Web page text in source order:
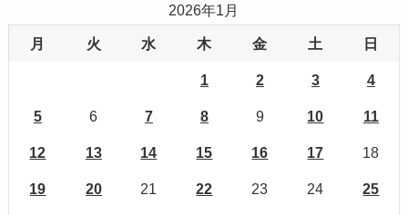
2026年1月
月 火 水 木 金 土 日
1 2 3 4
5 6 7 8 9 10 11
12 13 14 15 16 17 18
19 20 21 22 23 24 25